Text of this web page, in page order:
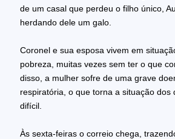
de um casal que perdeu o filho único,
herdando dele um galo.
Coronel e sua esposa vivem em
pobreza, muitas vezes sem ter o que
disso, a mulher sofre de uma grave
respiratória, o que torna a situação dos
difícil.
Às sexta-feiras o correio chega,